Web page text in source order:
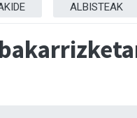
ALBISTEAK